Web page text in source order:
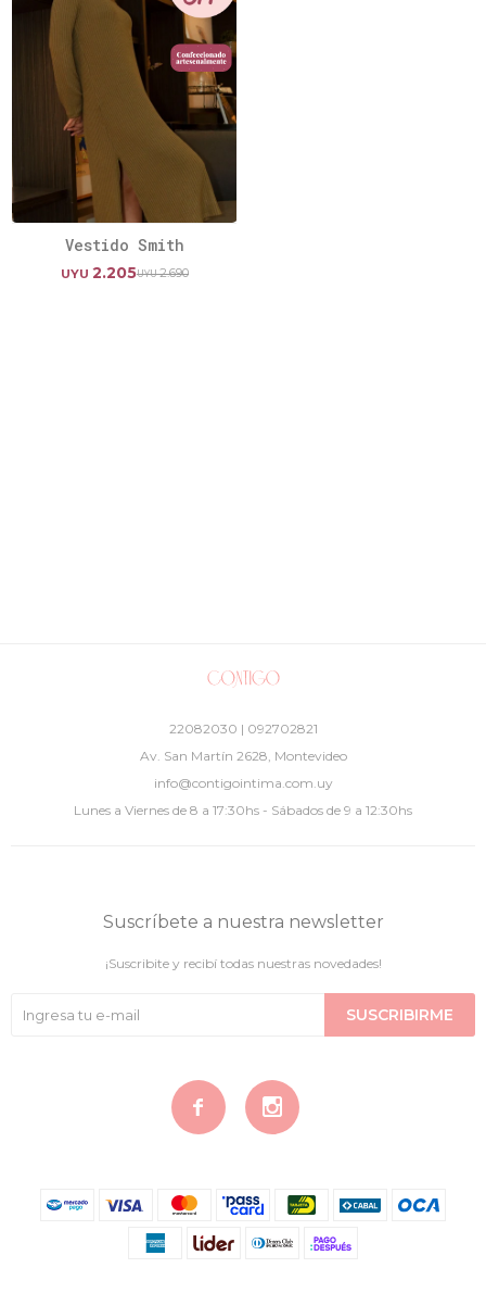
Vestido Smith
UYU 2.205UYU2.690
22082030 | 092702821
Av. San Martín 2628, Montevideo
info@contigointima.com.uy
Lunes a Viernes de 8 a 17:30hs - Sábados de 9 a 12:30hs
Suscríbete a nuestra newsletter
¡Suscribite y recibí todas nuestras novedades!
SUSCRIBIRME
 